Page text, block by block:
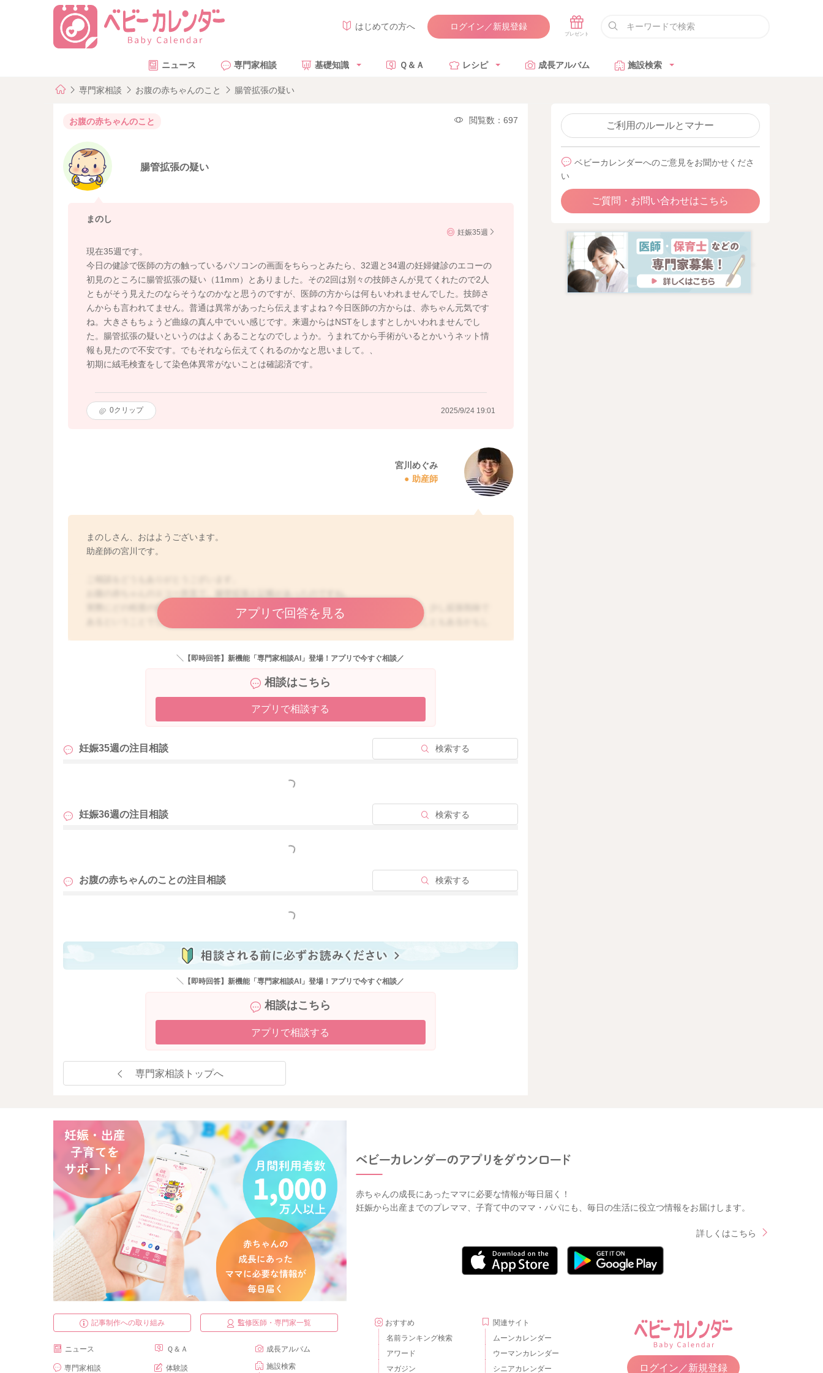
はじめての方へ ログイン／新規登録
ニュース 専門家相談 基礎知識 Ｑ＆Ａ レシピ 成長アルバム 施設検索
専門家相談 お腹の赤ちゃんのこと 腸管拡張の疑い
お腹の赤ちゃんのこと 閲覧数：697
腸管拡張の疑い
まのし
妊娠35週
現在35週です。
今日の健診で医師の方の触っているパソコンの画面をちらっとみたら、32週と34週の妊婦健診のエコーの
初見のところに腸管拡張の疑い（11mm）とありました。その2回は別々の技師さんが見てくれたので2人
ともがそう見えたのならそうなのかなと思うのですが、医師の方からは何もいわれませんでした。技師さ
んからも言われてません。普通は異常があったら伝えますよね？今日医師の方からは、赤ちゃん元気です
ね。大きさもちょうど曲線の真ん中でいい感じです。来週からはNSTをしますとしかいわれませんでし
た。腸管拡張の疑いというのはよくあることなのでしょうか。うまれてから手術がいるとかいうネット情
報も見たので不安です。でもそれなら伝えてくれるのかなと思いまして。、
初期に絨毛検査をして染色体異常がないことは確認済です。
0クリップ 2025/9/24 19:01
宮川めぐみ
助産師
まのしさん、おはようございます。
助産師の宮川です。
実際にどの程度の拡張になるのか、問題になる程拡張しているのかわからないのですが、少し拡張気味で
あるということでしたら、自然に軽快していくこともあると思いますので、お話がないこともあるかもし
羊水量にも異常がないようでしたら、問題はないのかもしれません。
よかったら参考になさってみてください。
アプリで回答を見る
＼【即時回答】新機能「専門家相談AI」登場！アプリで今すぐ相談／
相談はこちら
アプリで相談する
妊娠35週の注目相談 検索する
もっと見る
妊娠36週の注目相談 検索する
もっと見る
お腹の赤ちゃんのことの注目相談 検索する
もっと見る
＼【即時回答】新機能「専門家相談AI」登場！アプリで今すぐ相談／
相談はこちら
アプリで相談する
専門家相談トップへ
ご利用のルールとマナー
ベビーカレンダーへのご意見をお聞かせくださ
い
ご質問・お問い合わせはこちら
赤ちゃんの成長にあったママに必要な情報が毎日届く！
妊娠から出産までのプレママ、子育て中のママ・パパにも、毎日の生活に役立つ情報をお届けします。
詳しくはこちら
記事制作への取り組み 監修医師・専門家一覧
ニュース
専門家相談
Ｑ＆Ａ
体験談
成長アルバム
施設検索
おすすめ
名前ランキング検索
アワード
マガジン
関連サイト
ムーンカレンダー
ウーマンカレンダー
シニアカレンダー
ログイン／新規登録